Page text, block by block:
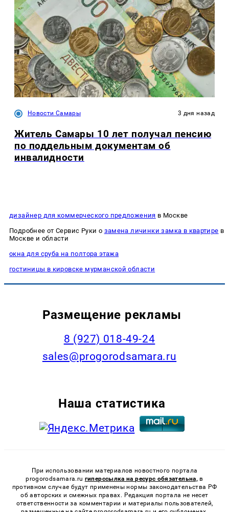
Новости Самары 3 дня назад
Житель Самары 10 лет получал пенсию
по поддельным документам об
инвалидности
дизайнер для коммерческого предложения в Москве
Подробнее от Сервис Руки о замена личинки замка в квартире в
Москве и области
окна для сруба на полтора этажа
гостиницы в кировске мурманской области
Размещение рекламы
8 (927) 018-49-24
sales@progorodsamara.ru
Наша статистика
При использовании материалов новостного портала
progorodsamara.ru гиперссылка на ресурс обязательна, в
противном случае будут применены нормы законодательства РФ
об авторских и смежных правах. Редакция портала не несет
ответственности за комментарии и материалы пользователей,